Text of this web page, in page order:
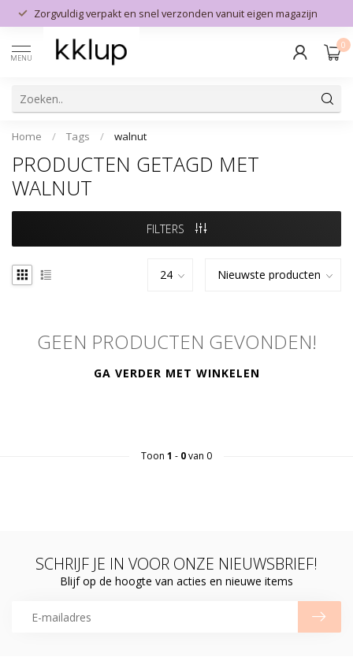
Zorgvuldig verpakt en snel verzonden vanuit eigen magazijn
MENU
0
Home / Tags / walnut
PRODUCTEN GETAGD MET
WALNUT
FILTERS
GEEN PRODUCTEN GEVONDEN!
GA VERDER MET WINKELEN
Toon 1 - 0van 0
SCHRIJF JE IN VOOR ONZE NIEUWSBRIEF!
Blijf op de hoogte van acties en nieuwe items